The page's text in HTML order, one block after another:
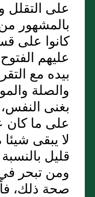
على التقلل
بالمشهور
كانوا على
عليهم
بيده مع
والصلة
بغنى
على ما كان
لا يبقى
قليل
ومن تبحر
صحة ذلك،